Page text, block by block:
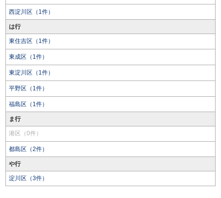
西淀川区（1件）
は行
東住吉区（1件）
東成区（1件）
東淀川区（1件）
平野区（1件）
福島区（1件）
ま行
港区（0件）
都島区（2件）
や行
淀川区（3件）